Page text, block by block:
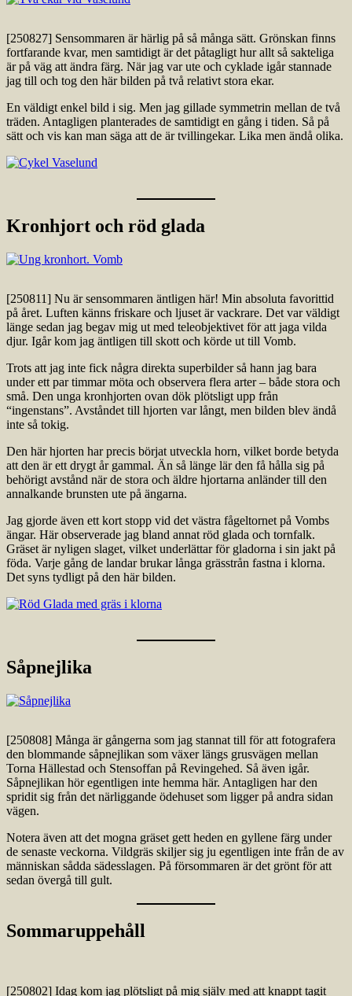
[250827] Sensommaren är härlig på så många sätt. Grönskan finns
fortfarande kvar, men samtidigt är det påtagligt hur allt så sakteliga
är på väg att ändra färg. När jag var ute och cyklade igår stannade
jag till och tog den här bilden på två relativt stora ekar.
En väldigt enkel bild i sig. Men jag gillade symmetrin mellan de två
träden. Antagligen planterades de samtidigt en gång i tiden. Så på
sätt och vis kan man säga att de är tvillingekar. Lika men ändå olika.
Kronhjort och röd glada
[250811] Nu är sensommaren äntligen här! Min absoluta favorittid
på året. Luften känns friskare och ljuset är vackrare. Det var väldigt
länge sedan jag begav mig ut med teleobjektivet för att jaga vilda
djur. Igår kom jag äntligen till skott och körde ut till Vomb.
Trots att jag inte fick några direkta superbilder så hann jag bara
under ett par timmar möta och observera flera arter – både stora och
små. Den unga kronhjorten ovan dök plötsligt upp från
“ingenstans”. Avståndet till hjorten var långt, men bilden blev ändå
inte så tokig.
Den här hjorten har precis börjat utveckla horn, vilket borde betyda
att den är ett drygt år gammal. Än så länge lär den få hålla sig på
behörigt avstånd när de stora och äldre hjortarna anländer till den
annalkande brunsten ute på ängarna.
Jag gjorde även ett kort stopp vid det västra fågeltornet på Vombs
ängar. Här observerade jag bland annat röd glada och tornfalk.
Gräset är nyligen slaget, vilket underlättar för gladorna i sin jakt på
föda. Varje gång de landar brukar långa grässtrån fastna i klorna.
Det syns tydligt på den här bilden.
Såpnejlika
[250808] Många är gångerna som jag stannat till för att fotografera
den blommande såpnejlikan som växer längs grusvägen mellan
Torna Hällestad och Stensoffan på Revingehed. Så även igår.
Såpnejlikan hör egentligen inte hemma här. Antagligen har den
spridit sig från det närliggande ödehuset som ligger på andra sidan
vägen.
Notera även att det mogna gräset gett heden en gyllene färg under
de senaste veckorna. Vildgräs skiljer sig ju egentligen inte från de av
människan sådda sädesslagen. På försommaren är det grönt för att
sedan övergå till gult.
Sommaruppehåll
[250802] Idag kom jag plötsligt på mig själv med att knappt tagit